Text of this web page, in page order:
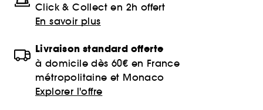
Click & Collect en 2h offert
En savoir plus
Livraison standard offerte
à domicile dès 60€ en France
métropolitaine et Monaco
Explorer l'offre